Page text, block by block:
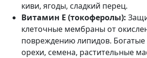
киви, ягоды, сладкий перец.
Витамин Е (токоферолы):
клеточные мембраны от
повреждению липидов. Богатые
орехи, семена, растительные